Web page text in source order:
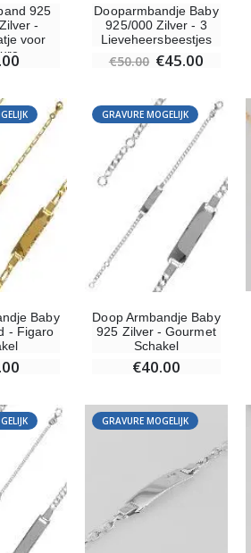
925
-
voor
Dooparmbandje Baby
925/000 Zilver - 3
Lieveheersbeestjes
€50.00 €45.00
Baby
- Figaro
GRAVURE MOGELIJK
Doop Armbandje Baby
925 Zilver - Gourmet
Schakel
€40.00
GRAVURE MOGELIJK